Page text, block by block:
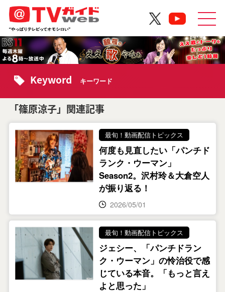
Keyword キーワード
「篠原涼子」関連記事
最旬！動画配信トピックス
何度も見直したい「パンチド
ランク・ウーマン」
Season2。沢村玲＆大倉空人
が振り返る！
2026/05/01
最旬！動画配信トピックス
ジェシー、「パンチドラン
ク・ウーマン」の怜治役で感
じている本音。「もっと言え
よと思った」